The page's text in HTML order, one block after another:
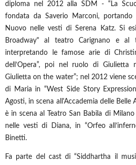
diploma nel 2012 alla SDM - “La
fondata da Saverio Marconi, portando
Nuovo nelle vesti di Serena Katz. Si
Broadway" al teatro Carignano e al
interpretando le famose arie di
dell’Opera”, poi nel ruolo di Giulietta
Giulietta on the water”; nel 2012 viene
di Maria in “West Side Story
Agosti, in scena all'Accademia delle
è in scena al Teatro San Babila di
nelle vesti di Diana, in “Orfeo
Binetti.
Fa parte del cast di “Siddhartha il